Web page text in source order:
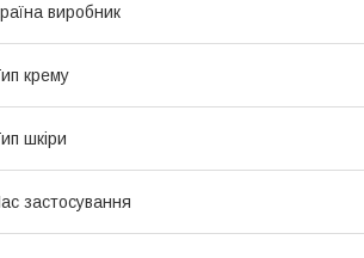
виробник
крему
шкіри
застосування